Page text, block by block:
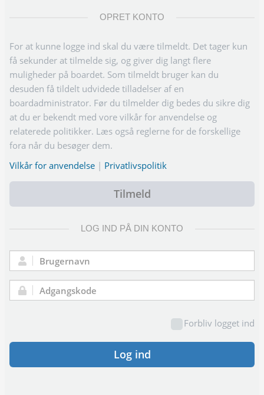
OPRET KONTO
For at kunne logge ind skal du være tilmeldt. Det tager kun
få sekunder at tilmelde sig, og giver dig langt flere
muligheder på boardet. Som tilmeldt bruger kan du
desuden få tildelt udvidede tilladelser af en
boardadministrator. Før du tilmelder dig bedes du sikre dig
at du er bekendt med vore vilkår for anvendelse og
relaterede politikker. Læs også reglerne for de forskellige
fora når du besøger dem.
Vilkår for anvendelse | Privatlivspolitik
Tilmeld
LOG IND PÅ DIN KONTO
Brugernavn:
Adgangskode:
Forbliv logget ind
Log ind